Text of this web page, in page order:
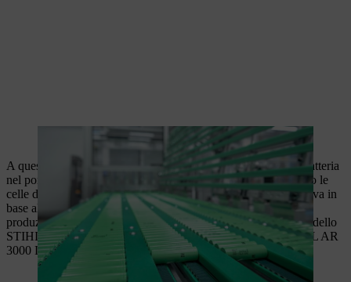
Il portacelle viene munito di piastre deflettrici.
A questo punto, un robot pick and place carica le celle della batteria
nel portacelle preparato. Due rotelle di regolazione dispongono le
celle della batteria nell'orientamento corretto, che il robot preleva in
base al rispettivo schema di montaggio. In questa fase della
produzione delle batterie, vengono utilizzate 60 celle per il modello
STIHL AR 2000 L e un totale di 90 celle per il modello STIHL AR
3000 L.